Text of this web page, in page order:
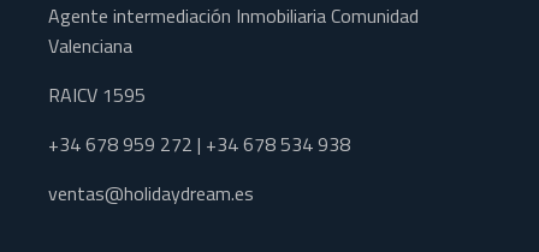
Agente intermediación Inmobiliaria Comunidad
Valenciana
RAICV 1595
+34 678 959 272 | +34 678 534 938
ventas@holidaydream.es